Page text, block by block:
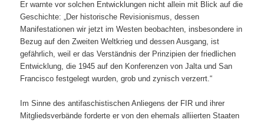
Er warnte vor solchen Entwicklungen nicht allein mit Blick auf die
Geschichte: „Der historische Revisionismus, dessen
Manifestationen wir jetzt im Westen beobachten, insbesondere in
Bezug auf den Zweiten Weltkrieg und dessen Ausgang, ist
gefährlich, weil er das Verständnis der Prinzipien der friedlichen
Entwicklung, die 1945 auf den Konferenzen von Jalta und San
Francisco festgelegt wurden, grob und zynisch verzerrt.“
Im Sinne des antifaschistischen Anliegens der FIR und ihrer
Mitgliedsverbände forderte er von den ehemals alliierten Staaten